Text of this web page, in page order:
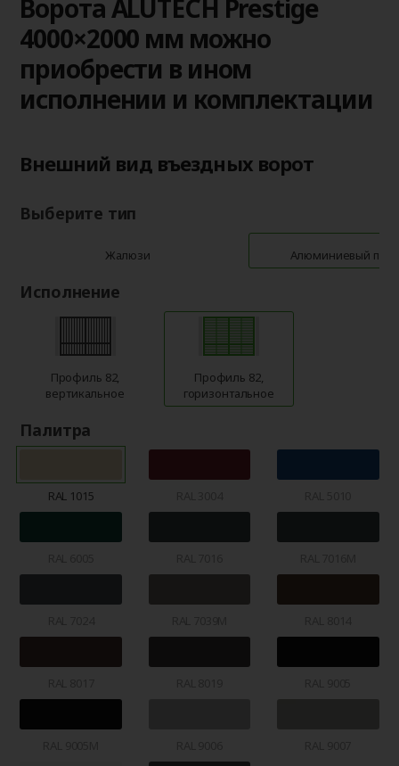
Ворота ALUTECH Prestige
4000×2000 мм можно
приобрести в ином
исполнении и комплектации
Внешний вид въездных ворот
Выберите тип
Жалюзи Алюминиевый
Исполнение
Профиль 82,
вертикальное
Профиль 82,
горизонтальное
Палитра
RAL 1015